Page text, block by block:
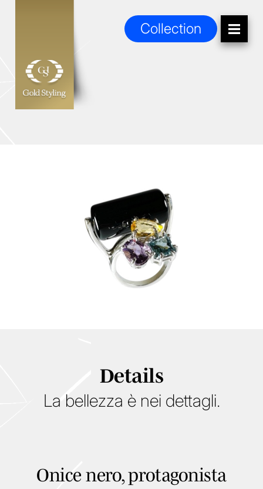
Collection
Collection
Details
La bellezza è nei dettagli.
Onice nero, protagonista